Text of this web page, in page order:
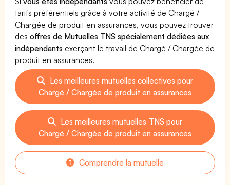
tarifs préférentiels grâce à votre activité de Chargé /
Chargée de produit en assurances, vous pouvez trouver
desoffres de Mutuelles TNS spécialement dédiées aux
indépendants exerçant le travail de Chargé / Chargée de
produit en assurances.
Les meilleures mutuelles collectives pour
Chargé / Chargée de produit en assurances
Les meilleures mutuelles TNS pour
Chargé / Chargée de produit en assurances
Comprendre la mutuelle